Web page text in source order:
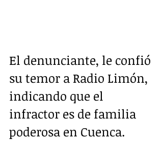
El denunciante, le confió
su temor a Radio Limón,
indicando que el
infractor es de familia
poderosa en Cuenca.